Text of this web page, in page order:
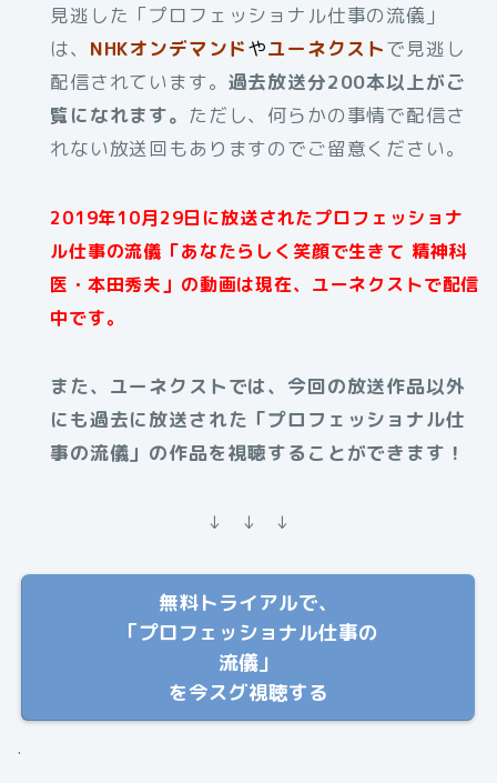
見逃した「プロフェッショナル仕事の流儀」
は、 NHKオンデマンドやユーネクストで見逃し
配信されています。 過去放送分200本以上がご
覧になれます。 ただし、何らかの事情で配信さ
れない放送回もありますのでご留意ください。
2019年10月29日に放送されたプロフェッショナ
ル仕事の流儀「あなたらしく笑顔で生きて 精神科
医・本田秀夫」の動画は現在、ユーネクストで配信
中です。
また、ユーネクストでは、今回の放送作品以外
にも過去に放送された「プロフェッショナル仕
事の流儀」の作品を視聴することができます！
↓ ↓ ↓
無料トライアルで、
「プロフェッショナル仕事の
流儀」
を今スグ視聴する
.